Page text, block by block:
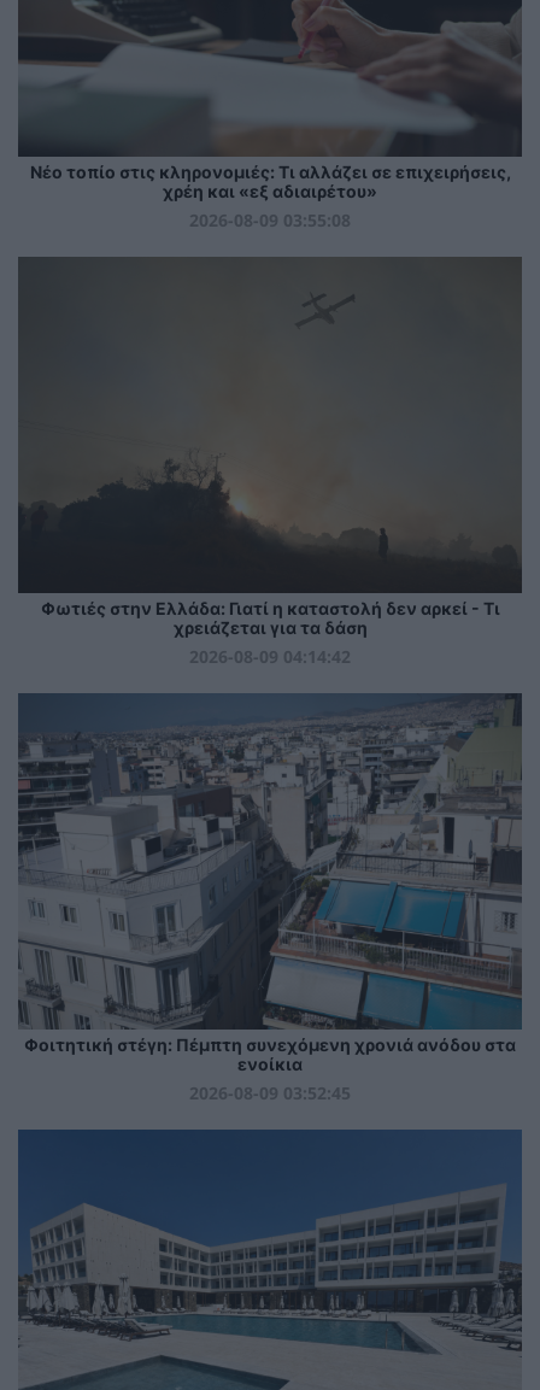
Νέο τοπίο στις κληρονομιές: Τι αλλάζει σε επιχειρήσεις,
χρέη και «εξ αδιαιρέτου»
2026-08-09 03:55:08
Φωτιές στην Ελλάδα: Γιατί η καταστολή δεν αρκεί - Τι
χρειάζεται για τα δάση
2026-08-09 04:14:42
Φοιτητική στέγη: Πέμπτη συνεχόμενη χρονιά ανόδου στα
ενοίκια
2026-08-09 03:52:45